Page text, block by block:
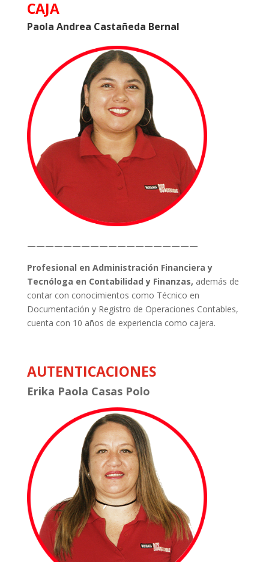
CAJA
Paola Andrea Castañeda Bernal
———————————————————
Profesional en Administración Financiera y
Tecnóloga en Contabilidad y Finanzas, además de
contar con conocimientos como Técnico en
Documentación y Registro de Operaciones Contables,
cuenta con 10 años de experiencia como cajera.
AUTENTICACIONES
Erika Paola Casas Polo